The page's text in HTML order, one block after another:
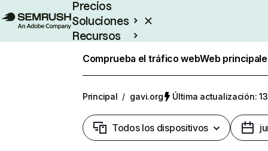
Precios
Soluciones
Recursos
Comprueba el tráfico webWeb
Principal / gavi.org Última actualización:
Todos los dispositivos